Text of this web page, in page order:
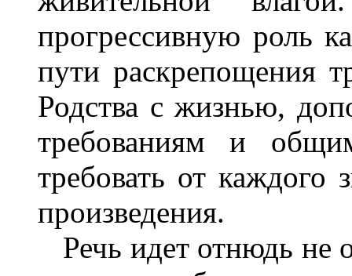
прогрессивную роль
пути раскрепощения
Родства с жизнью,
требованиям и
требовать от каждого
произведения.
Речь идет отнюдь не